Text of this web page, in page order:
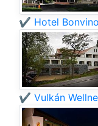
✔️ Hotel
✔️ Vulkán